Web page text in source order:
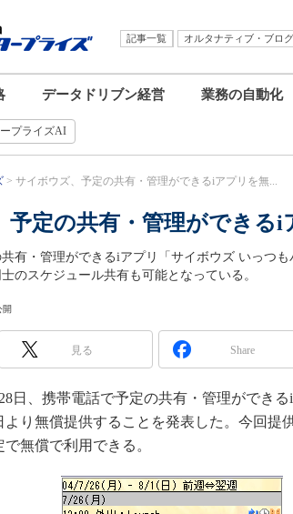
記事一覧 オルタナティブ・ブログ
データドリブン経営 業務の自動化
プライズAI
サイボウズ、予定の共有・管理ができるiアプリを無...
予定の共有・管理ができるi
有・管理ができるiアプリ「サイボウズ いっつ
のスケジュール共有も可能となっている。
開
見る Share
日、携帯電話で予定の共有・管理ができ
より無償提供することを発表した。今回提
無償で利用できる。